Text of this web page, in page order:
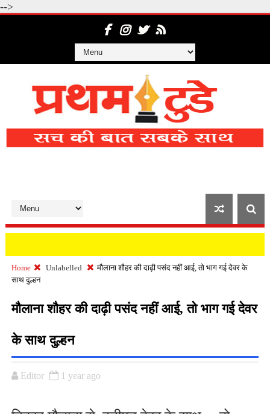
-->
Home Unlabelled
मौलाना शौहर की दाढ़ी पसंद नहीं आई, तो भाग गई देवर के
साथ दुल्हन
मौलाना शौहर की दाढ़ी पसंद नहीं आई, तो भाग गई देवर
के साथ दुल्हन
Editor 1 year ago